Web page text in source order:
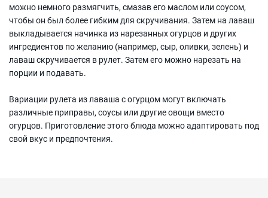
можно немного размягчить, смазав его маслом или соусом,
чтобы он был более гибким для скручивания. Затем на лаваш
выкладывается начинка из нарезанных огурцов и других
ингредиентов по желанию (например, сыр, оливки, зелень) и
лаваш скручивается в рулет. Затем его можно нарезать на
порции и подавать.
Вариации рулета из лаваша с огурцом могут включать
различные приправы, соусы или другие овощи вместо
огурцов. Приготовление этого блюда можно адаптировать под
свой вкус и предпочтения.